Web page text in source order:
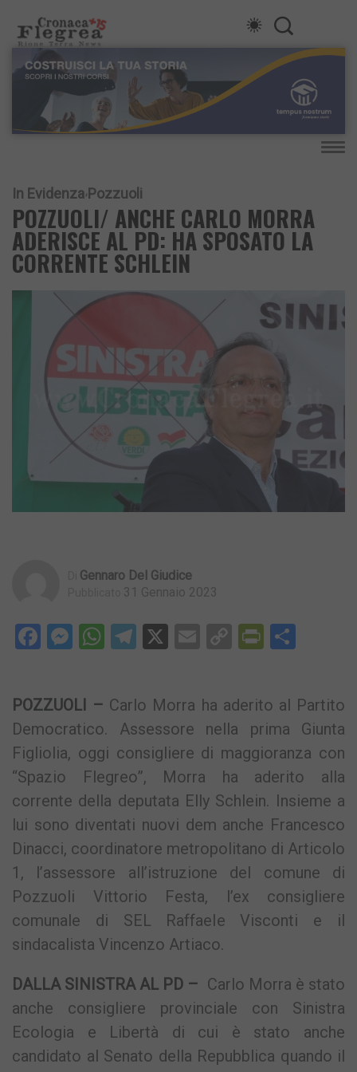
In Evidenza Pozzuoli
POZZUOLI/ ANCHE CARLO MORRA
ADERISCE AL PD: HA SPOSATO LA
CORRENTE SCHLEIN
Gennaro Del Giudice
31 Gennaio 2023
Facebook
Messenger
WhatsApp
Telegram
X EmailCopy
POZZUOLI – Carlo Morra ha aderito al Partito
Democratico. Assessore nella prima Giunta
Figliolia, oggi consigliere di maggioranza con
“Spazio Flegreo”, Morra ha aderito alla
corrente della deputata Elly Schlein. Insieme a
lui sono diventati nuovi dem anche Francesco
Dinacci, coordinatore metropolitano di Articolo
1, l’assessore all’istruzione del comune di
Pozzuoli Vittorio Festa, l’ex consigliere
comunale di SEL Raffaele Visconti e il
sindacalista Vincenzo Artiaco.
DALLA SINISTRA AL PD – Carlo Morra è stato
anche consigliere provinciale con Sinistra
Ecologia e Libertà di cui è stato anche
candidato al Senato della Repubblica quando il